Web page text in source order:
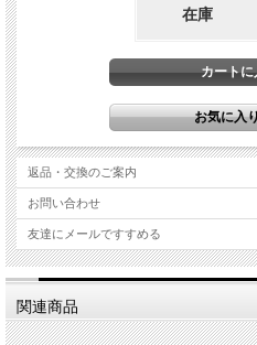
在庫
返品・交換のご案内
お問い合わせ
友達にメールですすめる
関連商品